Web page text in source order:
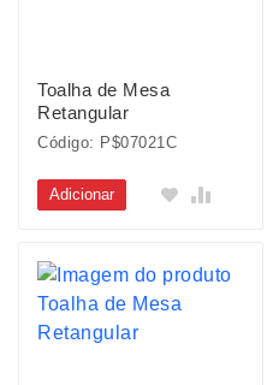
Toalha de Mesa
Retangular
Código: P$07021C
Adicionar